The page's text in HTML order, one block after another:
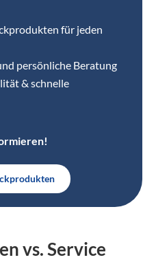
für jeden
persönliche Beratung
& schnelle
vs. Service